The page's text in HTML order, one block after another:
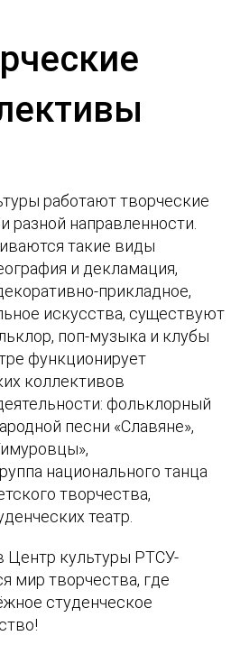
работают творческие
разной направленности.
такие виды
и декламация,
прикладное,
искусства, существуют
поп-музыка и клубы
функционирует
коллективов
фольклорный
песни «Славяне»,
национального танца
творчества,
театр.
Центр культуры РТСУ-
мир творчества, где
студенческое